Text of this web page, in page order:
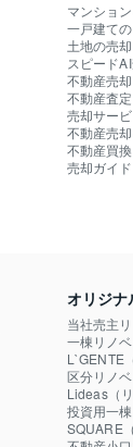
マンショ
一戸建て
土地の売
スピード
不動産売
不動産査
売却サー
不動産売
不動産買
売却ガイド
オリジナ
当社売主
一棟リノ
L`GENTE
区分リノ
Lideas（
投資用一
SQUARE